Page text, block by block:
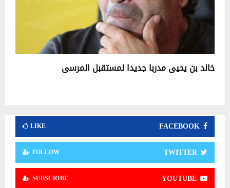
خالد بن يحيى مدربا جديدا لمستقبل المرسى
FACEBOOK
LIKE
TWITTER
FOLLOW
YOUTUBE
SUBSCRIBE